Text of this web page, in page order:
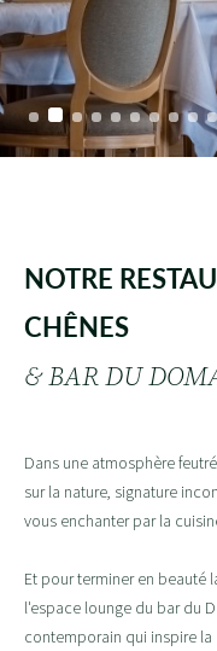
NOTRE
CHÊNES
& BAR DU
Dans une atmosphère
sur la nature, signature
vous enchanter par la
Et pour terminer en beauté
l'espace lounge du bar du
contemporain qui inspire la